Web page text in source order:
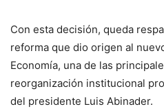
Con esta decisión, queda
reforma que dio origen al
Economía, una de las
reorganización institucional
del presidente Luis Abinader.